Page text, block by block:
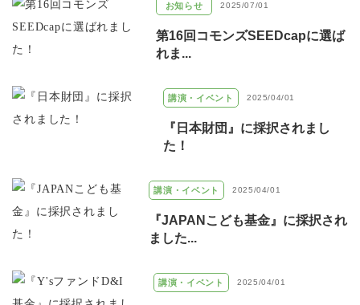
お知らせ 2025/07/01
第16回コモンズSEEDcapに選ば
れま...
講演・イベント 2025/04/01
『日本財団』に採択されまし
た！
講演・イベント 2025/04/01
『JAPANこども基金』に採択され
ました...
講演・イベント 2025/04/01